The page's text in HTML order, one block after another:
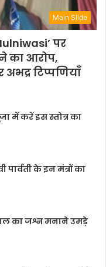
Main Slide
पर
का आरोप,
टिप्पणियाँ
में करें इस स्तोत्र का
पार्वती के इन मंत्रों का
का जश्न मनाने उमड़े